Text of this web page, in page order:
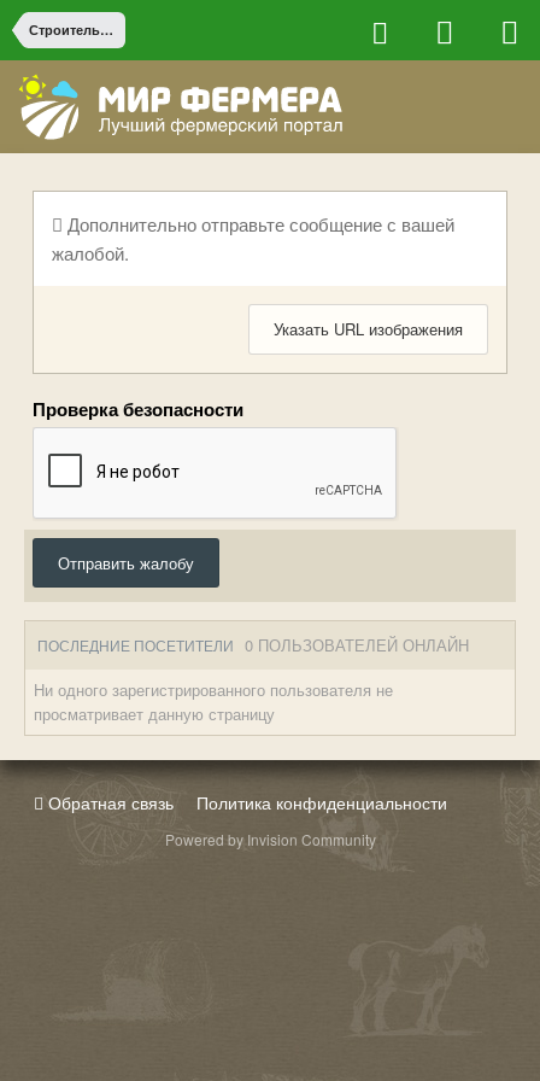
Строительство на ферме
Дополнительно отправьте сообщение с вашей
жалобой.
Указать URL изображения
Проверка безопасности
Отправить жалобу
ПОСЛЕДНИЕ ПОСЕТИТЕЛИ 0 ПОЛЬЗОВАТЕЛЕЙ ОНЛАЙН
Ни одного зарегистрированного пользователя не
просматривает данную страницу
Обратная связь Политика конфиденциальности
Powered by Invision Community